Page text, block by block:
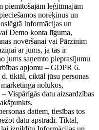
piemītošajām leģitīmajām
norēķinus un
Informācijas un
Demo konta līguma,
novēršanai vai Pārzinim
ar jums, ja tas ir
jums saņemto pieprasījumu
apjomu – GDPR 6.
tiktāl, ciktāl jūsu personas
nolūkos,
Vispārīgās datu aizsardzības
datiem, tiesības tos
datu apstrādi. Tiktāl,